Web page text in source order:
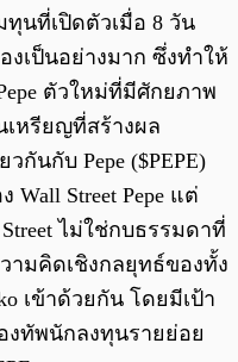
นที่เปิดตัวเมื่อ 8 วัน
เป็นอย่างมาก ซึ่งทำให้
ตัวใหม่ที่มีศักยภาพ
หรียญที่สร้างผล
นกับ Pepe ($PEPE)
Street Pepe แต่
Street ไม่ใช่กบธรรมดาที่
ามคิดเชิงกลยุทธ์ของทั้ง
เข้าด้วยกัน โดยมีเป้า
งทัพนักลงทุนรายย่อย